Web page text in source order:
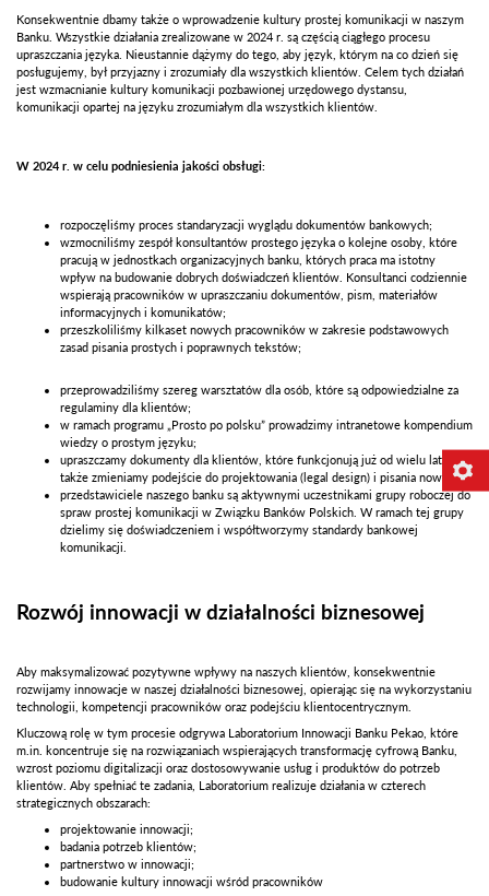
Konsekwentnie dbamy także o wprowadzenie kultury prostej komunikacji w naszym
Banku. Wszystkie działania zrealizowane w 2024 r. są częścią ciągłego procesu
upraszczania języka. Nieustannie dążymy do tego, aby język, którym na co dzień się
posługujemy, był przyjazny i zrozumiały dla wszystkich klientów. Celem tych działań
jest wzmacnianie kultury komunikacji pozbawionej urzędowego dystansu,
komunikacji opartej na języku zrozumiałym dla wszystkich klientów.
W 2024 r. w celu podniesienia jakości obsługi:
rozpoczęliśmy proces standaryzacji wyglądu dokumentów bankowych;
wzmocniliśmy zespół konsultantów prostego języka o kolejne osoby, które
pracują w jednostkach organizacyjnych banku, których praca ma istotny
wpływ na budowanie dobrych doświadczeń klientów. Konsultanci codziennie
wspierają pracowników w upraszczaniu dokumentów, pism, materiałów
informacyjnych i komunikatów;
przeszkoliliśmy kilkaset nowych pracowników w zakresie podstawowych
zasad pisania prostych i poprawnych tekstów;
przeprowadziliśmy szereg warsztatów dla osób, które są odpowiedzialne za
regulaminy dla klientów;
w ramach programu „Prosto po polsku” prowadzimy intranetowe kompendium
wiedzy o prostym języku;
upraszczamy dokumenty dla klientów, które funkcjonują już od wielu lat, a
także zmieniamy podejście do projektowania (legal design) i pisania nowych;
przedstawiciele naszego banku są aktywnymi uczestnikami grupy roboczej do
spraw prostej komunikacji w Związku Banków Polskich. W ramach tej grupy
dzielimy się doświadczeniem i współtworzymy standardy bankowej
komunikacji.
Rozwój innowacji w działalności biznesowej
Aby maksymalizować pozytywne wpływy na naszych klientów, konsekwentnie
rozwijamy innowacje w naszej działalności biznesowej, opierając się na wykorzystaniu
technologii, kompetencji pracowników oraz podejściu klientocentrycznym.
Kluczową rolę w tym procesie odgrywa Laboratorium Innowacji Banku Pekao, które
m.in. koncentruje się na rozwiązaniach wspierających transformację cyfrową Banku,
wzrost poziomu digitalizacji oraz dostosowywanie usług i produktów do potrzeb
klientów. Aby spełniać te zadania, Laboratorium realizuje działania w czterech
strategicznych obszarach:
projektowanie innowacji;
badania potrzeb klientów;
partnerstwo w innowacji;
budowanie kultury innowacji wśród pracowników